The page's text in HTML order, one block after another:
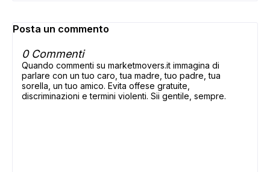
Posta un commento
0 Commenti
Quando commenti su marketmovers.it immagina di
parlare con un tuo caro, tua madre, tuo padre, tua
sorella, un tuo amico. Evita offese gratuite,
discriminazioni e termini violenti. Sii gentile, sempre.